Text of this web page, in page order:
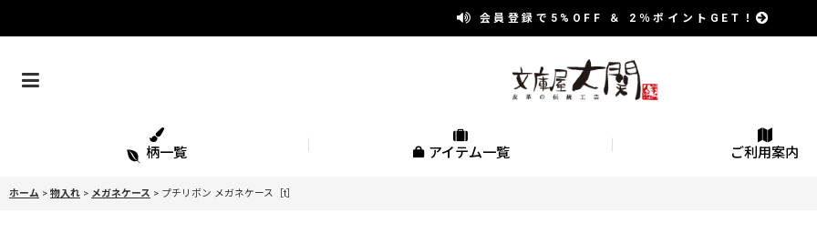
会員登録で 5%OFF ＆ 2％ポイントGET！
柄一覧 アイテム一覧 ご利用案内
ホーム > 物入れ > メガネケース > プチリボン メガネケース［t］